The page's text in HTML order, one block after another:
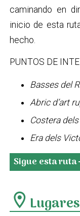
caminando en
inicio de esta
hecho.
PUNTOS DE
Basses del
Abric d’art
Costera
Era dels
Sigue esta ruta
location_on